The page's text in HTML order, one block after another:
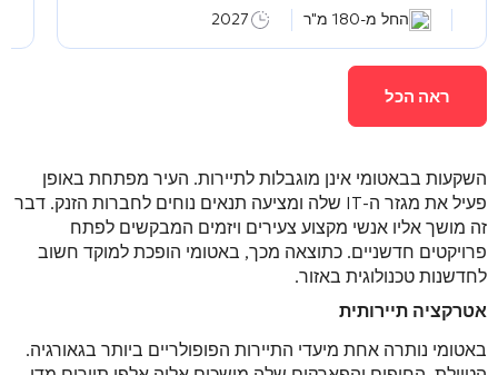
החל מ-180 מ"ר 2027
ראה הכל
השקעות בבאטומי אינן מוגבלות לתיירות. העיר מפתחת באופן
פעיל את מגזר ה-IT שלה ומציעה תנאים נוחים לחברות הזנק. דבר
זה מושך אליו אנשי מקצוע צעירים ויזמים המבקשים לפתח
פרויקטים חדשניים. כתוצאה מכך, באטומי הופכת למוקד חשוב
לחדשנות טכנולוגית באזור.
אטרקציה תיירותית
באטומי נותרה אחת מיעדי התיירות הפופולריים ביותר בגאורגיה.